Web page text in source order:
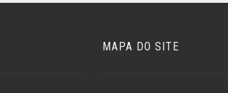
MAPA DO SITE